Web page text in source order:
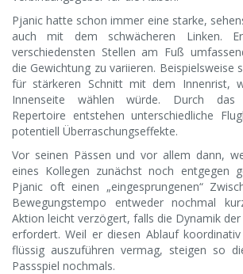
Pjanic hatte schon immer eine starke,
auch mit dem schwächeren Linken.
verschiedensten Stellen am Fuß
die Gewichtung zu variieren.
für stärkeren Schnitt mit dem Innenrist,
Innenseite wählen würde. Durch das
Repertoire entstehen unterschiedliche
potentiell Überraschungseffekte.
Vor seinen Pässen und vor allem dann,
eines Kollegen zunächst noch entgegen
Pjanic oft einen „eingesprungenen“
Bewegungstempo entweder nochmal
Aktion leicht verzögert, falls die Dynamik
erfordert. Weil er diesen Ablauf
flüssig auszuführen vermag, steigen so
Passspiel nochmals.